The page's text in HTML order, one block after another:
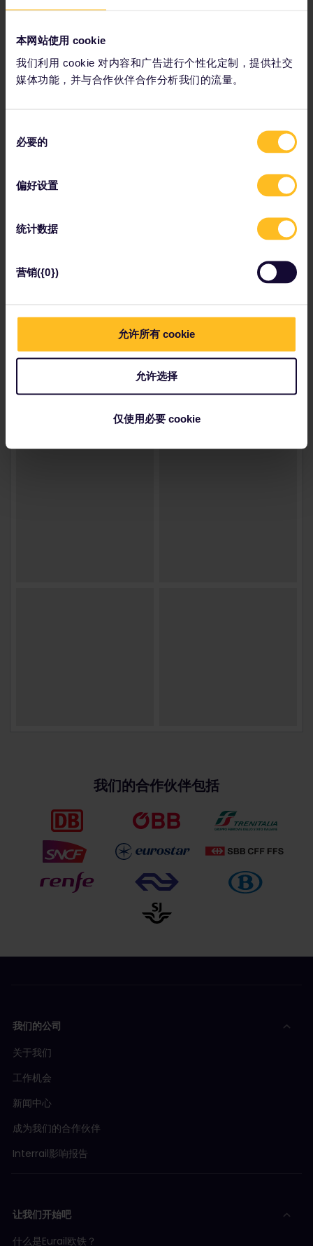
本网站使用 cookie
我们利用 cookie 对内容和广告进行个性化定制，提供社交
媒体功能，并与合作伙伴合作分析我们的流量。
必要的
偏好设置
统计数据
营销({0})
允许所有 cookie
允许选择
仅使用必要 cookie
我们的合作伙伴包括
我们的公司
关于我们
工作机会
新闻中心
成为我们的合作伙伴
Interrail影响报告
让我们开始吧
什么是Eurail欧铁？